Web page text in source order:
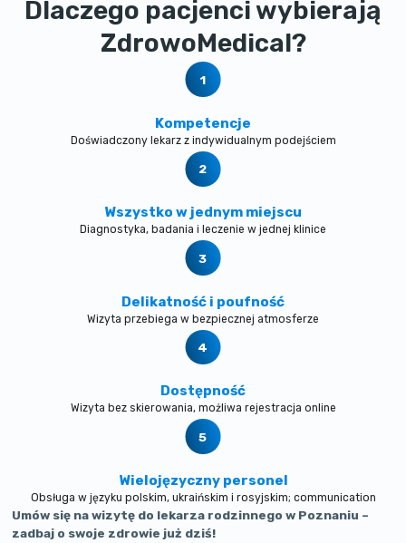
Dlaczego pacjenci wybierają
ZdrowoMedical?
Kompetencje
Doświadczony lekarz z indywidualnym podejściem
Wszystko w jednym miejscu
Diagnostyka, badania i leczenie w jednej klinice
Delikatność i poufność
Wizyta przebiega w bezpiecznej atmosferze
Dostępność
Wizyta bez skierowania, możliwa rejestracja online
Wielojęzyczny personel
Obsługa w języku polskim, ukraińskim i rosyjskim; communication
Umów się na wizytę do lekarza rodzinnego w Poznaniu –
zadbaj o swoje zdrowie już dziś!